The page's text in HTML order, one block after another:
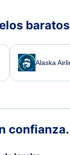
Alaska
confianza.